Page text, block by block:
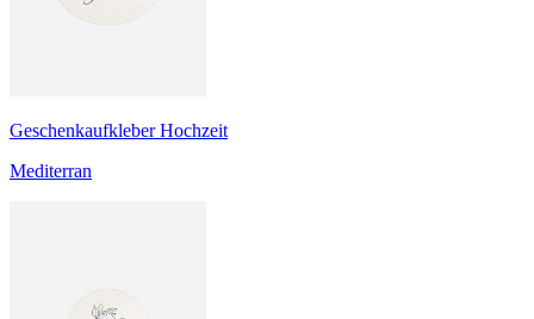
Geschenkaufkleber Hochzeit
Mediterran